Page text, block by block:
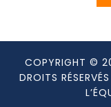
COPYRIGHT ©
DROITS